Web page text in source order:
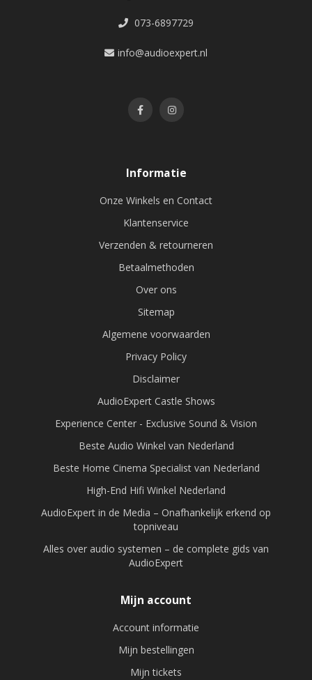
073-6897729
info@audioexpert.nl
Informatie
Onze Winkels en Contact
Klantenservice
Verzenden & retourneren
Betaalmethoden
Over ons
Sitemap
Algemene voorwaarden
Privacy Policy
Disclaimer
AudioExpert Castle Shows
Experience Center - Exclusive Sound & Vision
Beste Audio Winkel van Nederland
Beste Home Cinema Specialist van Nederland
High-End Hifi Winkel Nederland
AudioExpert in de Media – Onafhankelijk erkend op
topniveau
Alles over audio systemen – de complete gids van
AudioExpert
Mijn account
Account informatie
Mijn bestellingen
Mijn tickets